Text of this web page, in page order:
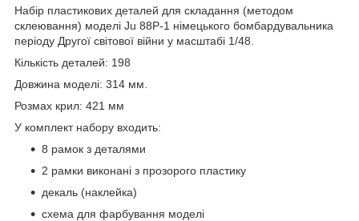
Набір пластикових деталей для складання (методом
склеювання) моделі Ju 88P-1 німецького бомбардувальника
періоду Другої світової війни у масштабі 1/48.
Кількість деталей: 198
Довжина моделі: 314 мм.
Розмах крил: 421 мм
У комплект набору входить:
8 рамок з деталями
2 рамки виконані з прозорого пластику
декаль (наклейка)
схема для фарбування моделі